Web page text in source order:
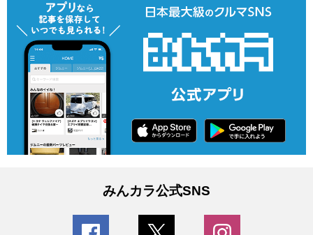
みんカラ公式SNS